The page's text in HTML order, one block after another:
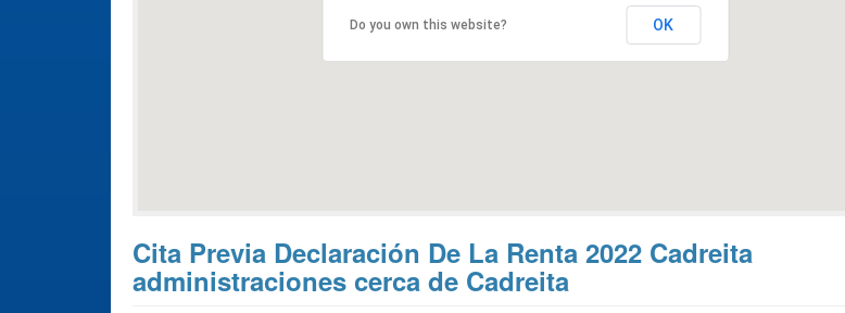
Do you own this website? OK
Cita Previa Declaración De La Renta 2022 Cadreita
administraciones cerca de Cadreita